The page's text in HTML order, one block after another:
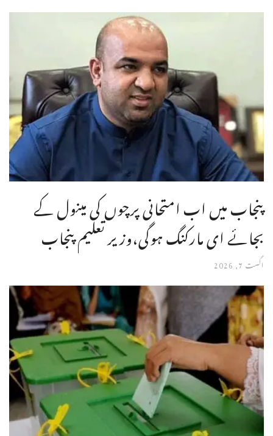
پنجاب میں اب امتحانی پرچوں کی مینول کے
بجائے ای مارکنگ ہوگی،وزیر تعلیم پنجاب
اگست 7, 2026